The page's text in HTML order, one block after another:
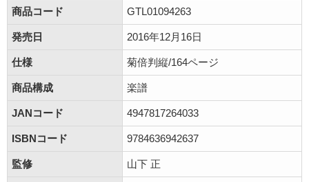
商品コード
GTL01094263
発売日 2016年12月16日
仕様 菊倍判縦/164ページ
商品構成 楽譜
JANコード 4947817264033
ISBNコード 9784636942637
監修 山下 正